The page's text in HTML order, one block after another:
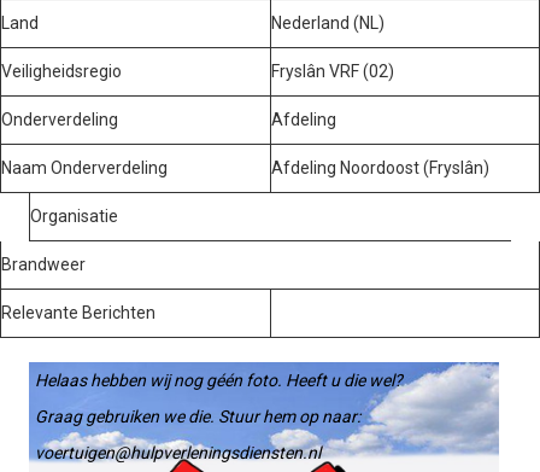
Land Nederland (NL)
Veiligheidsregio Fryslân VRF (02)
Onderverdeling Afdeling
Naam Onderverdeling Afdeling Noordoost (Fryslân)
Organisatie
Brandweer
Relevante Berichten
Helaas hebben wij nog géén foto. Heeft u die wel?
Graag gebruiken we die. Stuur hem op naar:
voertuigen@hulpverleningsdiensten.nl